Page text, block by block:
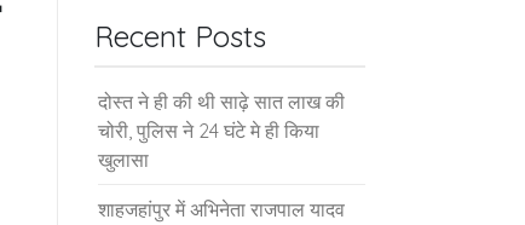
Recent Posts
दोस्त ने ही की थी साढ़े सात लाख की
चोरी, पुलिस ने 24 घंटे मे ही किया
खुलासा
शाहजहांपुर में अभिनेता राजपाल यादव